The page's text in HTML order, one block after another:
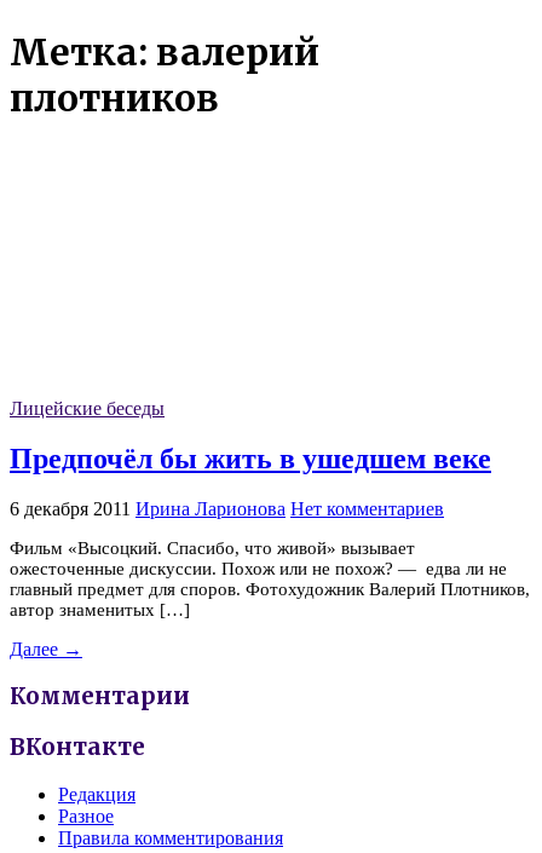
Метка: валерий
плотников
Лицейские беседы
Предпочёл бы жить в ушедшем веке
6 декабря 2011 Ирина Ларионова Нет комментариев
Фильм «Высоцкий. Спасибо, что живой» вызывает
ожесточенные дискуссии. Похож или не похож? — едва ли не
главный предмет для споров. Фотохудожник Валерий Плотников,
автор знаменитых […]
Далее →
Комментарии
ВКонтакте
Редакция
Разное
Правила комментирования